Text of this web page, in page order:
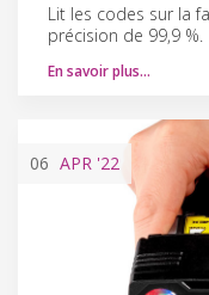
Lit les codes sur la
précision de 99,9 %.
En savoir plus…
06 APR '22